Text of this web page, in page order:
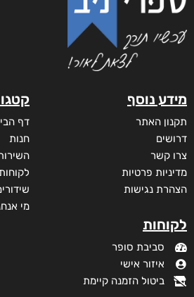
מידע נוסף
תקנון האתר
דרושים
צרו קשר
מדיניות פרטיות
הצהרת נגישות
לקוחות
סביבת סופר
איזור אישי
ביטול הזמנה קיימת
דף
חנות
מי